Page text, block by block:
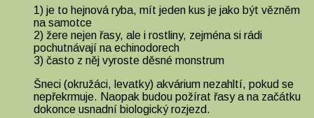
1) je to hejnová ryba, mít jeden kus je jako být vězněm
na samotce
2) žere nejen řasy, ale i rostliny, zejména si rádi
pochutnávají na echinodorech
3) často z něj vyroste děsné monstrum
Šneci (okružáci, levatky) akvárium nezahltí, pokud se
nepřekrmuje. Naopak budou požírat řasy a na začátku
dokonce usnadní biologický rozjezd.